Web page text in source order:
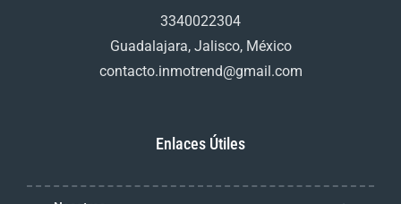
3340022304
Guadalajara, Jalisco, México
contacto.inmotrend@gmail.com
Enlaces Útiles